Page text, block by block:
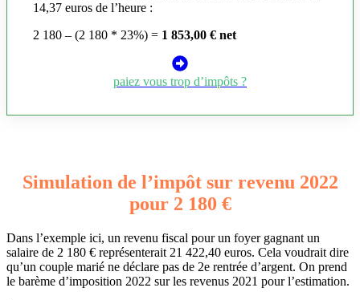
14,37 euros de l’heure :
2 180 – (2 180 * 23%) = 1 853,00 € net
paiez vous trop d’impôts ?
Simulation de l’impôt sur revenu 2022
pour 2 180 €
Dans l’exemple ici, un revenu fiscal pour un foyer gagnant un
salaire de 2 180 € représenterait 21 422,40 euros. Cela voudrait dire
qu’un couple marié ne déclare pas de 2e rentrée d’argent. On prend
le barème d’imposition 2022 sur les revenus 2021 pour l’estimation.